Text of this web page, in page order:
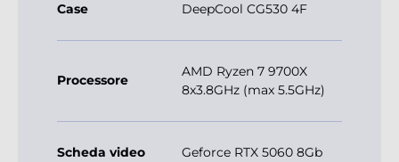
Case DeepCool CG530 4F
Processore
AMD Ryzen 7 9700X
8x3.8GHz (max 5.5GHz)
Scheda video Geforce RTX 5060 8Gb